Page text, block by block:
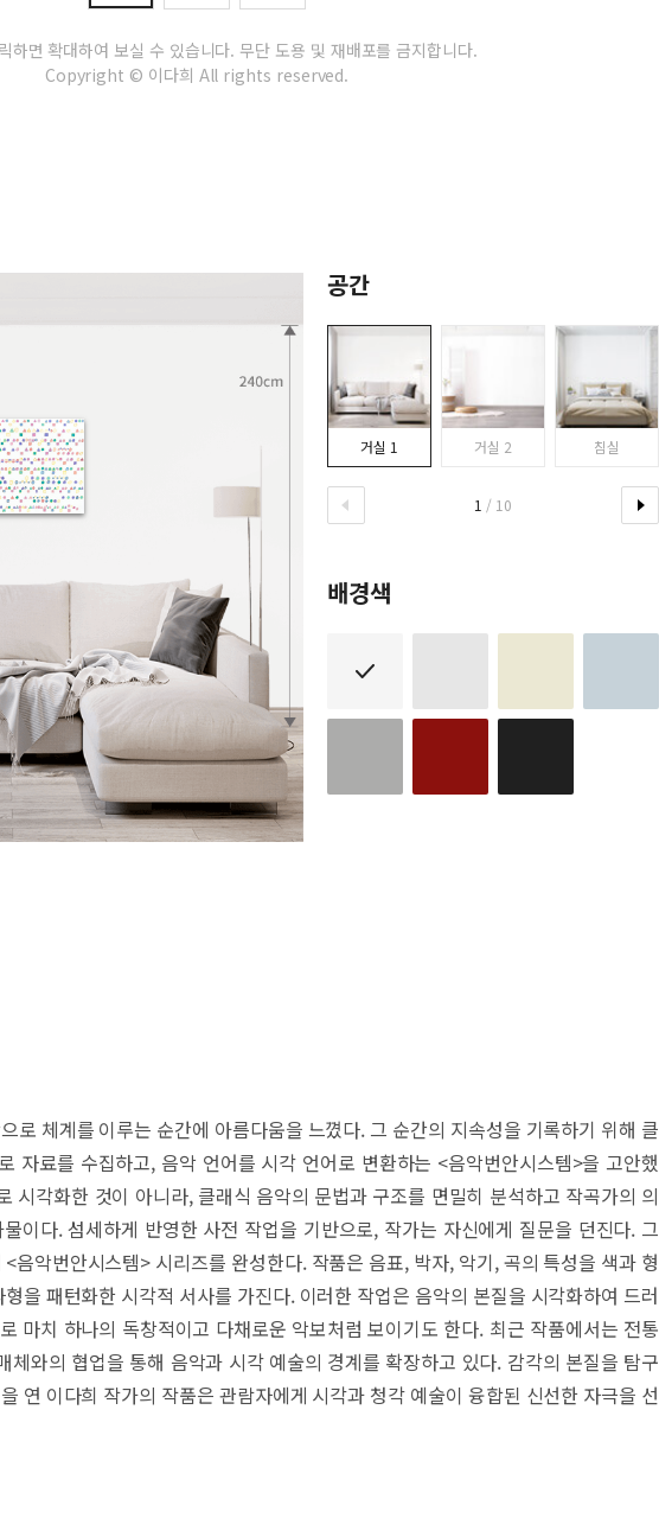
하면 확대하여 보실 수 있습니다. 무단 도용 및 재배포를 금지합니다.
Copyright © 이다희 All rights reserved.
공간
거실 1 거실 2 침실
1 / 10
배경색
로 체계를 이루는 순간에 아름다움을 느꼈다. 그 순간의 지속성을 기록하기 위해 클
자료를 수집하고, 음악 언어를 시각 언어로 변환하는 <음악번안시스템>을 고안했
시각화한 것이 아니라, 클래식 음악의 문법과 구조를 면밀히 분석하고 작곡가의 의
이다. 섬세하게 반영한 사전 작업을 기반으로, 작가는 자신에게 질문을 던진다. 그
음악번안시스템> 시리즈를 완성한다. 작품은 음표, 박자, 악기, 곡의 특성을 색과 형
을 패턴화한 시각적 서사를 가진다. 이러한 작업은 음악의 본질을 시각화하여 드러
마치 하나의 독창적이고 다채로운 악보처럼 보이기도 한다. 최근 작품에서는 전통
체와의 협업을 통해 음악과 시각 예술의 경계를 확장하고 있다. 감각의 본질을 탐구
연 이다희 작가의 작품은 관람자에게 시각과 청각 예술이 융합된 신선한 자극을 선